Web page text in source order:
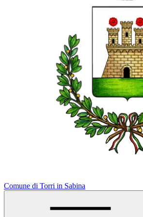
Comune di Torri in Sabina